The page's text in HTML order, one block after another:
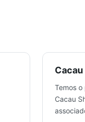
Temos
Cacau